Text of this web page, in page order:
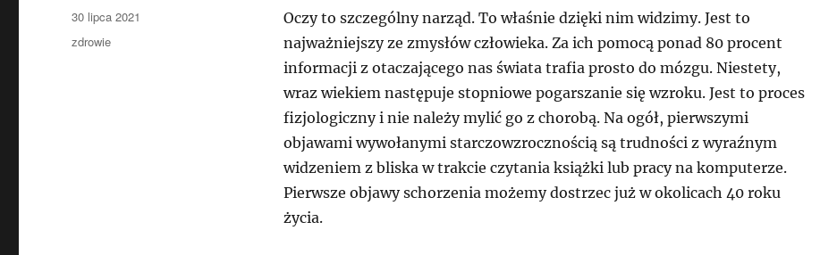
Oczy to szczególny narząd. To właśnie dzięki nim widzimy. Jest to
najważniejszy ze zmysłów człowieka. Za ich pomocą ponad 80 procent
informacji z otaczającego nas świata trafia prosto do mózgu. Niestety,
wraz wiekiem następuje stopniowe pogarszanie się wzroku. Jest to proces
fizjologiczny i nie należy mylić go z chorobą. Na ogół, pierwszymi
objawami wywołanymi starczowzrocznością są trudności z wyraźnym
widzeniem z bliska w trakcie czytania książki lub pracy na komputerze.
Pierwsze objawy schorzenia możemy dostrzec już w okolicach 40 roku
życia.
Data
publikacji
30 lipca 2021
Kategorie
zdrowie